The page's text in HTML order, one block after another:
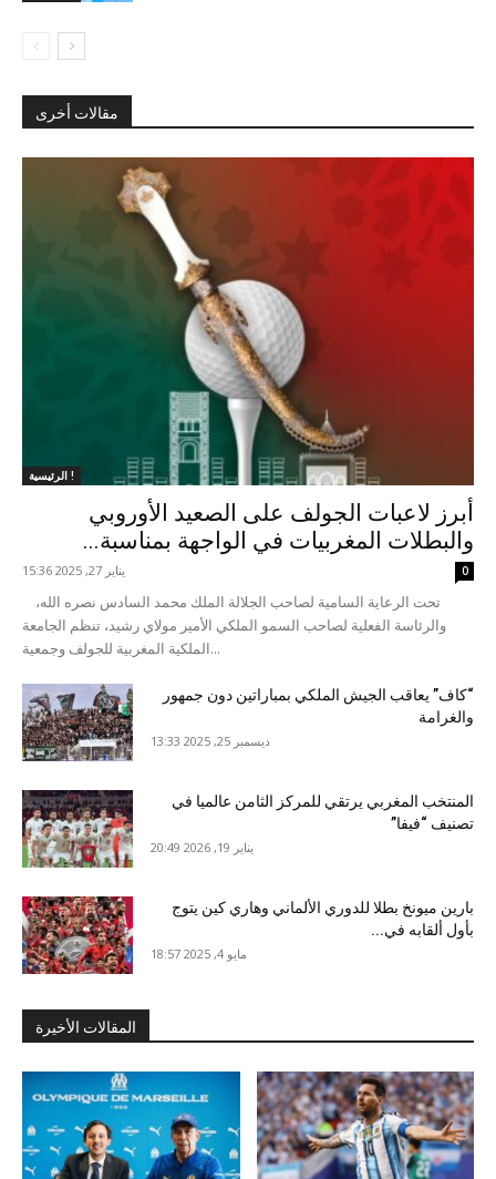
مقالات أخرى
الرئيسية !
أبرز لاعبات الجولف على الصعيد الأوروبي
والبطلات المغربيات في الواجهة بمناسبة...
يناير 27, 2025 15:36 0
والرئاسة الفعلية لصاحب السمو الملكي الأمير مولاي رشيد، تنظم الجامعة
الملكية المغربية للجولف وجمعية...
“كاف” يعاقب الجيش الملكي بمباراتين دون جمهور
والغرامة
ديسمبر 25, 2025 13:33
المنتخب المغربي يرتقي للمركز الثامن عالميا في
تصنيف “فيفا”
يناير 19, 2026 20:49
بارين ميونخ بطلا للدوري الألماني وهاري كين يتوج
بأول ألقابه في...
مايو 4, 2025 18:57
المقالات الأخيرة